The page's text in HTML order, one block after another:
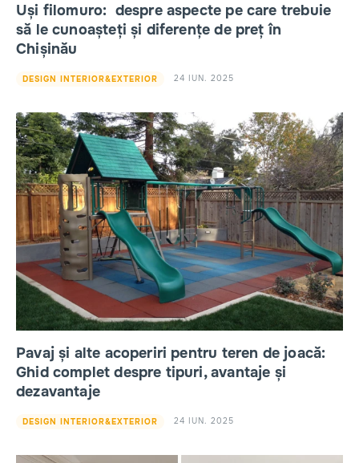
Uși filomuro: despre aspecte pe care trebuie
să le cunoașteți și diferențe de preț în
Chișinău
DESIGN INTERIOR&EXTERIOR 24 IUN. 2025
Pavaj și alte acoperiri pentru teren de joacă:
Ghid complet despre tipuri, avantaje și
dezavantaje
DESIGN INTERIOR&EXTERIOR 24 IUN. 2025